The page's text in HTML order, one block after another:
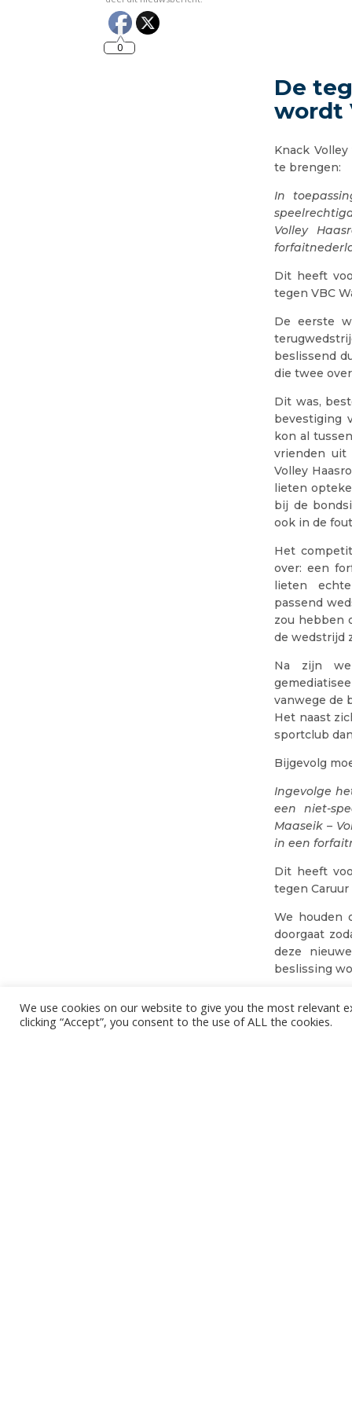
0
De
wordt
Knack
te brengen:
In
Volley
Dit heeft
tegen VBC
De eerste
beslissend
die twee
Dit was,
bevestiging
kon al
vrienden uit
Volley
lieten
bij de
ook in de
Het
over: een
lieten
passend
zou hebben
de wedstrijd
Na zijn we
vanwege de
Het naast
sportclub
Bijgevolg
Ingevolge
een niet-
Maaseik –
in een
Dit heeft
tegen Caruur
We houden
doorgaat
deze
beslissing
DEEPEE 09/03/
We use cookies on our website to give you the most relevant
clicking “Accept”, you consent to the use of ALL the cookies.